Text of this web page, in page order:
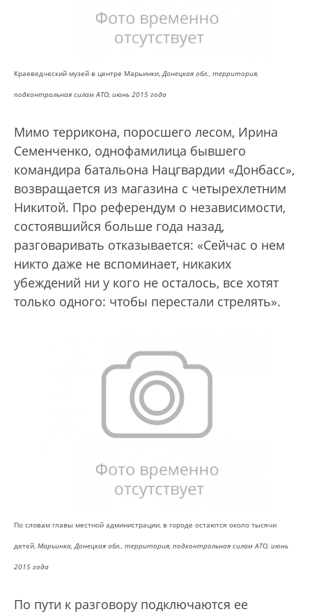
Краеведческий музей в центре Марьинки,Донецкая обл., территория,
подконтрольная силам АТО, июнь 2015 года
Мимо террикона, поросшего лесом, Ирина
Семенченко, однофамилица бывшего
командира батальона Нацгвардии «Донбасс»,
возвращается из магазина с четырехлетним
Никитой. Про референдум о независимости,
состоявшийся больше года назад,
разговаривать отказывается: «Сейчас о нем
никто даже не вспоминает, никаких
убеждений ни у кого не осталось, все хотят
только одного: чтобы перестали стрелять».
По словам главы местной администрации, в городе остаются около тысячи
детей, Марьинка, Донецкая обл., территория, подконтрольная силам АТО, июнь
2015 года
По пути к разговору подключаются ее